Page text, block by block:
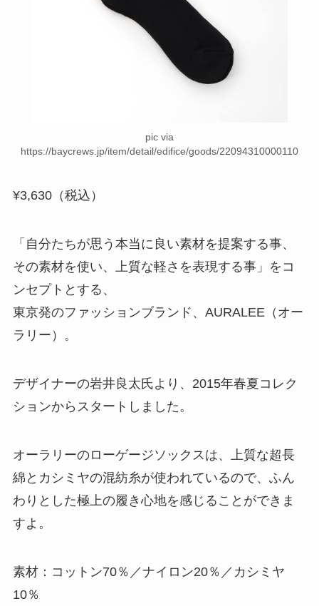
pic via
https://baycrews.jp/item/detail/edifice/goods/22094310000110
¥3,630（税込）
「自分たちが思う本当に良い素材を提案する事、
その素材を使い、上質な軽さを表現する事」をコ
ンセプトとする、
東京発のファッションブランド、AURALEE（オー
ラリー）。
デザイナーの岩井良太氏より、2015年春夏コレク
ションからスタートしました。
オーラリーのローゲージソックスは、上質な超長
綿とカシミヤの混紡糸が使われているので、ふん
わりとした極上の履き心地を感じることができま
すよ。
素材：コットン70％／ナイロン20％／カシミヤ
10％